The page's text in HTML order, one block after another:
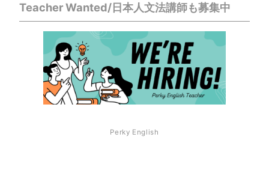
Teacher Wanted/日本人文法講師も募集中
Perky English